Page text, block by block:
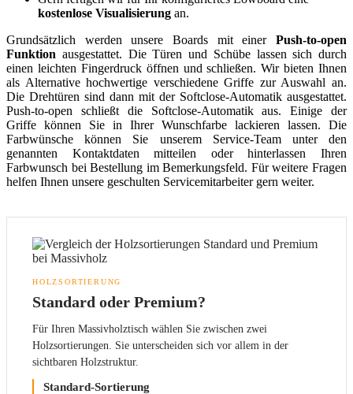
kostenlose Visualisierung an.
Grundsätzlich werden unsere Boards mit einer Push-to-open
Funktion ausgestattet. Die Türen und Schübe lassen sich durch
einen leichten Fingerdruck öffnen und schließen. Wir bieten Ihnen
als Alternative hochwertige verschiedene Griffe zur Auswahl an.
Die Drehtüren sind dann mit der Softclose-Automatik ausgestattet.
Push-to-open schließt die Softclose-Automatik aus. Einige der
Griffe können Sie in Ihrer Wunschfarbe lackieren lassen. Die
Farbwünsche können Sie unserem Service-Team unter den
genannten Kontaktdaten mitteilen oder hinterlassen Ihren
Farbwunsch bei Bestellung im Bemerkungsfeld. Für weitere Fragen
helfen Ihnen unsere geschulten Servicemitarbeiter gern weiter.
HOLZSORTIERUNG
Standard oder Premium?
Für Ihren Massivholztisch wählen Sie zwischen zwei
Holzsortierungen. Sie unterscheiden sich vor allem in der
sichtbaren Holzstruktur.
Standard-Sortierung